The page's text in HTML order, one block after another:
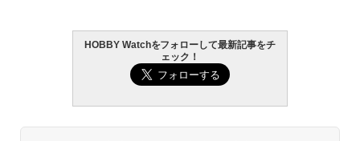
HOBBY Watchをフォローして最新記事をチ
ェック！